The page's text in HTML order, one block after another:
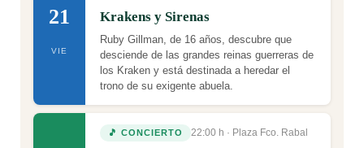
21
VIE
Krakens y Sirenas
Ruby Gillman, de 16 años, descubre que
desciende de las grandes reinas guerreras de
los Kraken y está destinada a heredar el
trono de su exigente abuela.
🎵 CONCIERTO 22:00 h · Plaza Fco. Rabal